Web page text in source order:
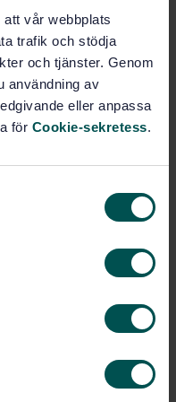
vår webbplats
trafik och stödja
och tjänster. Genom
användning av
eller anpassa
för Cookie-sekretess.
(27.200)
kompressorer, för
Del 1: Termer och
- Läs mer